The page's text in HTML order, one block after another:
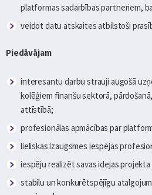
platformas sadarbības partneriem,
veidot datu atskaites atbilstoši
Piedāvājam
interesantu darbu strauji augošā
kolēģiem finanšu sektorā,
attīstībā;
profesionālas apmācības par
lieliskas izaugsmes iespējas
iespēju realizēt savas idejas
stabilu un konkurētspējīgu